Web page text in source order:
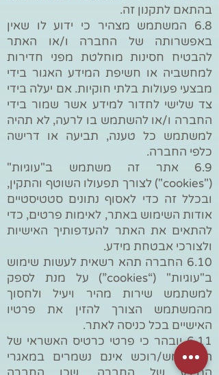
בהתאם לתקנון זה.
6.8 המשתמש מצהיר כי ידוע לו שאין
באפשרותה של החברה ו/או האתר
להבטיח חסינות מוחלטת מפני חדירות
למחשביה או חשיפת המידע האגור בידי
מבצעי פעולות בלתי חוקיות. אם יעלה בידי
צד שלישי לחדור למידע אשר שמור בידי
החברה ו/או להשתמש בו לרעה, לא תהיה
למשתמש כל טענה, תביעה או דרישה
כלפי החברה.
6.9 אתר זה משתמש ב"עוגיות"
("cookies") לצורך תפעולו השוטף והתקין,
ובכלל זה כדי לאסוף נתונים סטטיסטיים
אודות השימוש באתר, לאימות פרטים, כדי
להתאים את האתר להעדפותיך האישיות
ולצורכי אבטחת מידע.
6.10 החברה תהא רשאית לעשות שימוש
ב"עוגיות" (“cookies”) על מנת לספק
למשתמש שירות מהיר ויעיל ולחסוך
מהמשתמש הצורך להזין את פרטיו
האישיים בכל כניסה לאתר.
6.11 יובהר כי פרטי כרטיס האשראי של
המשתמש/רוכש אינם נשמרים במאגרי